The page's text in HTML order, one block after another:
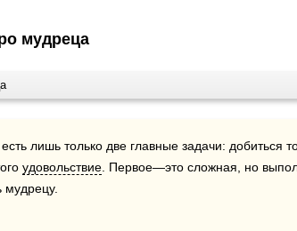
мудреца
есть лишь только две главные задачи: добиться
удовольствие . Первое—это сложная, но
мудрецу.